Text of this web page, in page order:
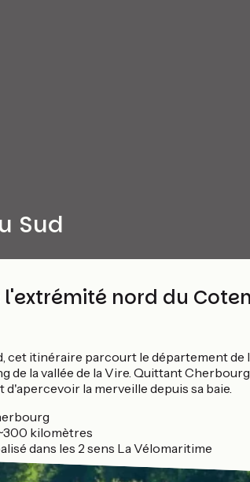
Sud
l'extrémité nord du
cet itinéraire parcourt le département de
de la vallée de la Vire. Quittant
d'apercevoir la merveille depuis sa baie.
kilomètres
dans les 2 sens La Vélomaritime